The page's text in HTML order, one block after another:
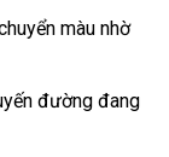
màu nhờ
đường đang